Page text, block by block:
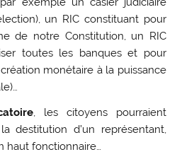
un RIC constituant pour
de notre Constitution, un RIC
toutes les banques et pour
monétaire à la puissance
, les citoyens pourraient
destitution d’un représentant,
haut fonctionnaire…